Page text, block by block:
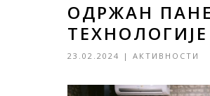
ОДРЖАН
23.02.2024 | АКТИВНОСТИ